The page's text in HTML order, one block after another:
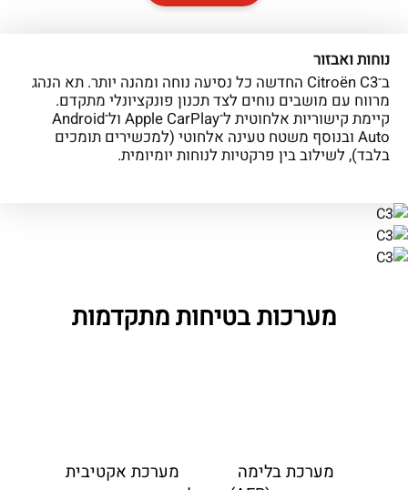
נוחות ואבזור
ב־Citroën C3 החדשה כל נסיעה נוחה ומהנה יותר. תא הנהג
מרווח עם מושבים נוחים לצד תכנון פונקציונלי מתקדם.
קיימת קישוריות אלחוטית ל־Apple CarPlay ול־Android
Auto ובנוסף משטח טעינה אלחוטי (למכשירים תומכים
בלבד), לשילוב בין פרקטיות לנוחות יומיומית.
מערכות בטיחות מתקדמות
מערכת בלימה
מערכת אקטיבית